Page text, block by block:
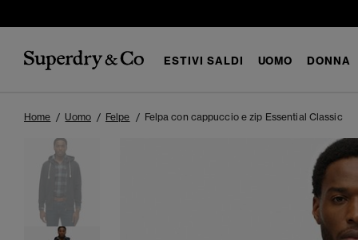
ESTIVI SALDI UOMO DONNA
Home Uomo Felpe Felpa con cappuccio e zip Essential Classic